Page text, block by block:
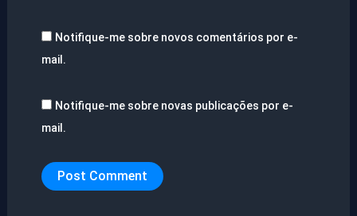
Notifique-me sobre novos comentários por e-
mail.
Notifique-me sobre novas publicações por e-
mail.